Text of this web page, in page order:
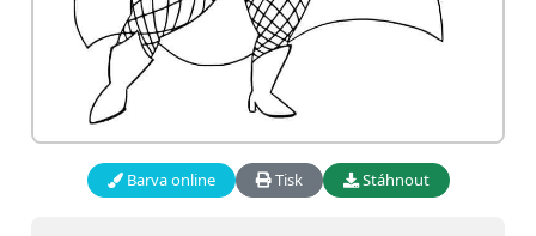
Barva online Tisk Stáhnout